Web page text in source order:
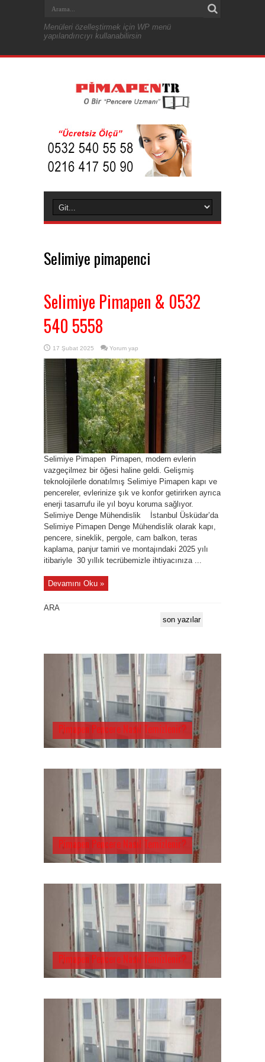
Menüleri özelleştirmek için WP menü
yapılandırıcıyı kullanabilirsin
Selimiye pimapenci
Selimiye Pimapen & 0532
540 5558
17 Şubat 2025 Yorum yap
Selimiye Pimapen Pimapen, modern evlerin
vazgeçilmez bir öğesi haline geldi. Gelişmiş
teknolojilerle donatılmış Selimiye Pimapen kapı ve
pencereler, evlerinize şık ve konfor getirirken ayrıca
enerji tasarrufu ile yıl boyu koruma sağlıyor.
Selimiye Denge Mühendislik İstanbul Üsküdar’da
Selimiye Pimapen Denge Mühendislik olarak kapı,
pencere, sineklik, pergole, cam balkon, teras
kaplama, panjur tamiri ve montajındaki 2025 yılı
itibariyle 30 yıllık tecrübemizle ihtiyacınıza ...
Devamını Oku »
ARA
son yazılar
Pimapen Pencere Nasıl Temizlenir?
Pimapen Pencere Nasıl Temizlenir?
Pimapen Pencere Nasıl Temizlenir?